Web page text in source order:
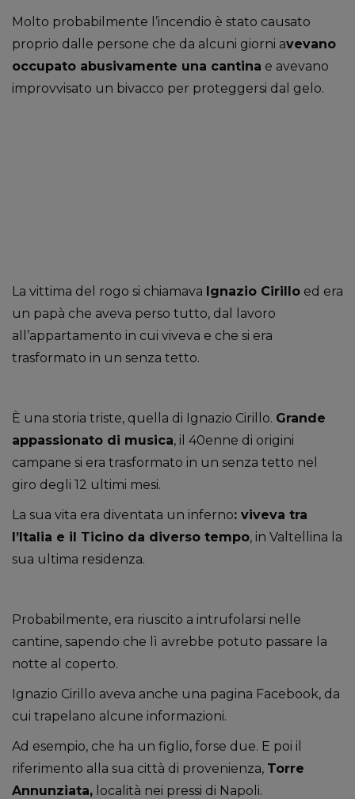
Molto probabilmente l’incendio è stato causato
proprio dalle persone che da alcuni giorni avevano
occupato abusivamente una cantina e avevano
improvvisato un bivacco per proteggersi dal gelo.
La vittima del rogo si chiamava Ignazio Cirillo ed era
un papà che aveva perso tutto, dal lavoro
all’appartamento in cui viveva e che si era
trasformato in un senza tetto.
È una storia triste, quella di Ignazio Cirillo. Grande
appassionato di musica, il 40enne di origini
campane si era trasformato in un senza tetto nel
giro degli 12 ultimi mesi.
La sua vita era diventata un inferno: viveva tra
l’Italia e il Ticino da diverso tempo, in Valtellina la
sua ultima residenza.
Probabilmente, era riuscito a intrufolarsi nelle
cantine, sapendo che lì avrebbe potuto passare la
notte al coperto.
Ignazio Cirillo aveva anche una pagina Facebook, da
cui trapelano alcune informazioni.
Ad esempio, che ha un figlio, forse due. E poi il
riferimento alla sua città di provenienza, Torre
Annunziata, località nei pressi di Napoli.